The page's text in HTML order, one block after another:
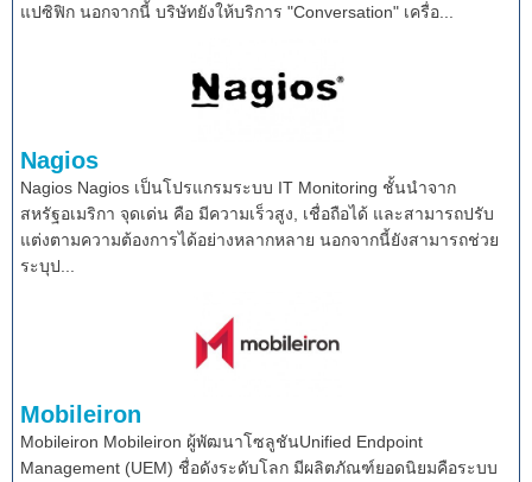
แปซิฟิก นอกจากนี้ บริษัทยังให้บริการ "Conversation" เครื่อ...
Nagios
Nagios Nagios เป็นโปรแกรมระบบ IT Monitoring ชั้นนำจาก
สหรัฐอเมริกา จุดเด่น คือ มีความเร็วสูง, เชื่อถือได้ และสามารถปรับ
แต่งตามความต้องการได้อย่างหลากหลาย นอกจากนี้ยังสามารถช่วย
ระบุป...
Mobileiron
Mobileiron Mobileiron ผู้พัฒนาโซลูชันUnified Endpoint
Management (UEM) ชื่อดังระดับโลก มีผลิตภัณฑ์ยอดนิยมคือระบบ